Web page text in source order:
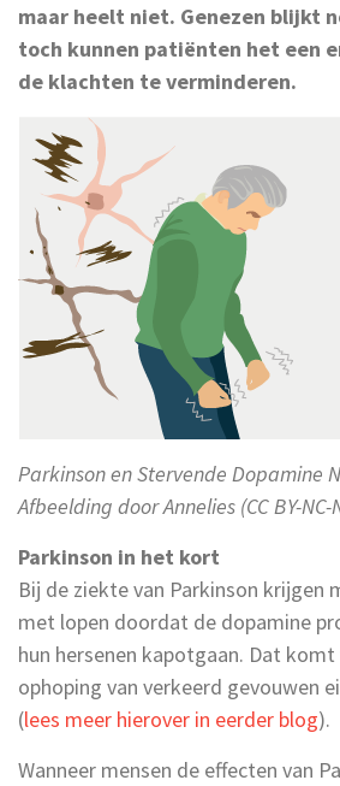
maar heelt niet. Genezen blijkt
toch kunnen patiënten het een
de klachten te verminderen.
Parkinson en Stervende Dopamine
Afbeelding door Annelies (CC BY-NC-
Parkinson in het kort
Bij de ziekte van Parkinson krijgen
met lopen doordat de dopamine
hun hersenen kapotgaan. Dat
ophoping van verkeerd gevouwen
(lees meer hierover in eerder blog).
Wanneer mensen de effecten van